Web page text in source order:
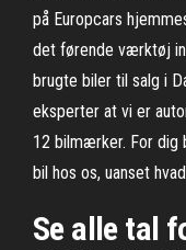
på Europcars
det førende værktøj
brugte biler til salg i
eksperter at vi er
12 bilmærker. For dig
bil hos os, uanset
Se alle tal